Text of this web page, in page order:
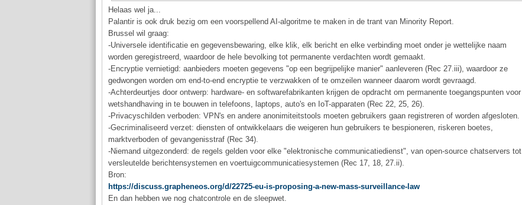
Helaas wel ja...
Palantir is ook druk bezig om een voorspellend AI-algoritme te maken in de trant van Minority Report.
Brussel wil graag:
-Universele identificatie en gegevensbewaring, elke klik, elk bericht en elke verbinding moet onder je wettelijke naam
worden geregistreerd, waardoor de hele bevolking tot permanente verdachten wordt gemaakt.
-Encryptie vernietigd: aanbieders moeten gegevens "op een begrijpelijke manier" aanleveren (Rec 27.iii), waardoor ze
gedwongen worden om end-to-end encryptie te verzwakken of te omzeilen wanneer daarom wordt gevraagd.
-Achterdeurtjes door ontwerp: hardware- en softwarefabrikanten krijgen de opdracht om permanente toegangspunten voor
wetshandhaving in te bouwen in telefoons, laptops, auto's en IoT-apparaten (Rec 22, 25, 26).
-Privacyschilden verboden: VPN's en andere anonimiteitstools moeten gebruikers gaan registreren of worden afgesloten.
-Gecriminaliseerd verzet: diensten of ontwikkelaars die weigeren hun gebruikers te bespioneren, riskeren boetes,
marktverboden of gevangenisstraf (Rec 34).
-Niemand uitgezonderd: de regels gelden voor elke "elektronische communicatiedienst", van open-source chatservers tot
versleutelde berichtensystemen en voertuigcommunicatiesystemen (Rec 17, 18, 27.ii).
Bron:
https://discuss.grapheneos.org/d/22725-eu-is-proposing-a-new-mass-surveillance-law
En dan hebben we nog chatcontrole en de sleepwet.